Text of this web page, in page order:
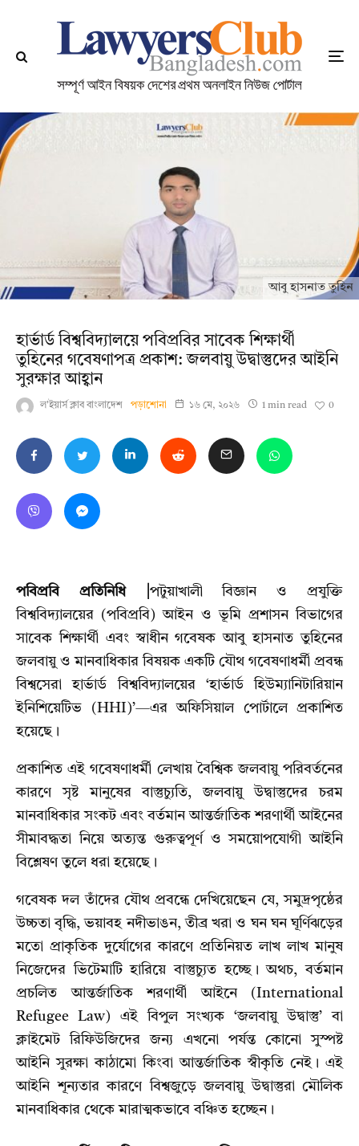
আবু হাসনাত তুহিন
হার্ভার্ড বিশ্ববিদ্যালয়ে পবিপ্রবির সাবেক শিক্ষার্থী
তুহিনের গবেষণাপত্র প্রকাশ: জলবায়ু উদ্বাস্তুদের আইনি
সুরক্ষার আহ্বান
ল'ইয়ার্স ক্লাব বাংলাদেশ পড়াশোনা ১৬ মে, ২০২৬ 1 min read 0
পবিপ্রবি প্রতিনিধি | পটুয়াখালী বিজ্ঞান ও প্রযুক্তি
বিশ্ববিদ্যালয়ের (পবিপ্রবি) আইন ও ভূমি প্রশাসন বিভাগের
সাবেক শিক্ষার্থী এবং স্বাধীন গবেষক আবু হাসনাত তুহিনের
জলবায়ু ও মানবাধিকার বিষয়ক একটি যৌথ গবেষণাধর্মী প্রবন্ধ
বিশ্বসেরা হার্ভার্ড বিশ্ববিদ্যালয়ের ‘হার্ভার্ড হিউম্যানিটারিয়ান
ইনিশিয়েটিভ (HHI)’—এর অফিসিয়াল পোর্টালে প্রকাশিত
হয়েছে।
প্রকাশিত এই গবেষণাধর্মী লেখায় বৈশ্বিক জলবায়ু পরিবর্তনের
কারণে সৃষ্ট মানুষের বাস্তুচ্যুতি, জলবায়ু উদ্বাস্তুদের চরম
মানবাধিকার সংকট এবং বর্তমান আন্তর্জাতিক শরণার্থী আইনের
সীমাবদ্ধতা নিয়ে অত্যন্ত গুরুত্বপূর্ণ ও সময়োপযোগী আইনি
বিশ্লেষণ তুলে ধরা হয়েছে।
গবেষক দল তাঁদের যৌথ প্রবন্ধে দেখিয়েছেন যে, সমুদ্রপৃষ্ঠের
উচ্চতা বৃদ্ধি, ভয়াবহ নদীভাঙন, তীব্র খরা ও ঘন ঘন ঘূর্ণিঝড়ের
মতো প্রাকৃতিক দুর্যোগের কারণে প্রতিনিয়ত লাখ লাখ মানুষ
নিজেদের ভিটেমাটি হারিয়ে বাস্তুচ্যুত হচ্ছে। অথচ, বর্তমান
প্রচলিত আন্তর্জাতিক শরণার্থী আইনে (International
Refugee Law) এই বিপুল সংখ্যক ‘জলবায়ু উদ্বাস্তু’ বা
ক্লাইমেট রিফিউজিদের জন্য এখনো পর্যন্ত কোনো সুস্পষ্ট
আইনি সুরক্ষা কাঠামো কিংবা আন্তর্জাতিক স্বীকৃতি নেই। এই
আইনি শূন্যতার কারণে বিশ্বজুড়ে জলবায়ু উদ্বাস্তুরা মৌলিক
মানবাধিকার থেকে মারাত্মকভাবে বঞ্চিত হচ্ছেন।